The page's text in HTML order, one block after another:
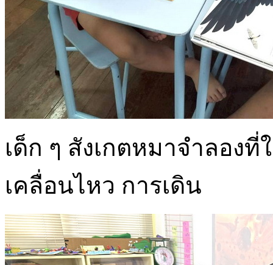
เด็ก ๆ สังเกตหมาจำลองที่
เคลื่อนไหว การเดิน